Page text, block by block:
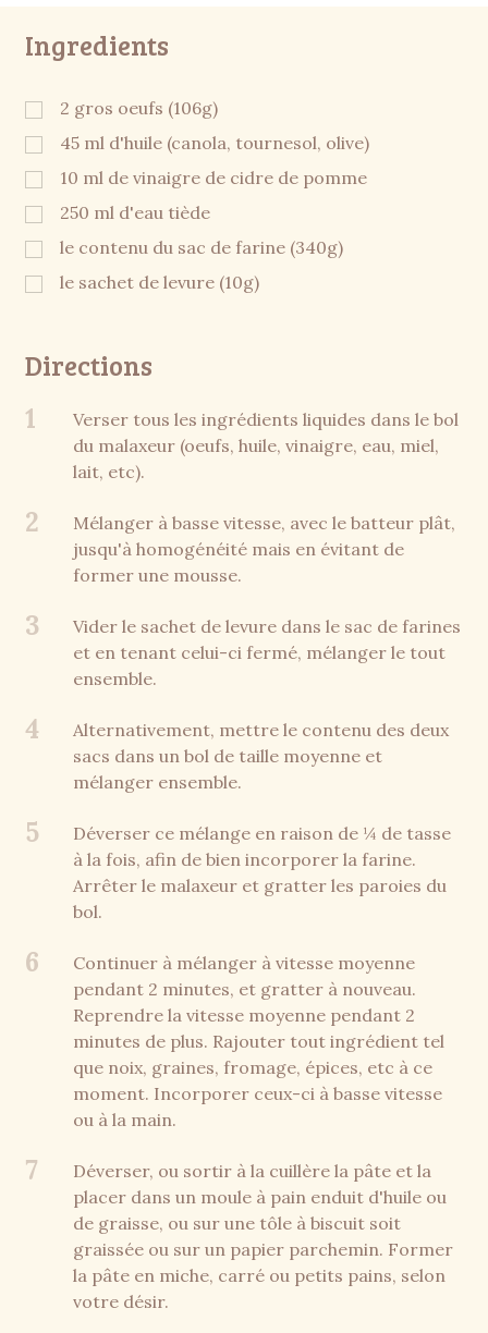
Ingredients
2 gros oeufs (106g)
45 ml d'huile (canola, tournesol, olive)
10 ml de vinaigre de cidre de pomme
250 ml d'eau tiède
le contenu du sac de farine (340g)
le sachet de levure (10g)
Directions
1
Verser tous les ingrédients liquides dans le bol
du malaxeur (oeufs, huile, vinaigre, eau, miel,
lait, etc).
2
Mélanger à basse vitesse, avec le batteur plât,
jusqu'à homogénéité mais en évitant de
former une mousse.
3
Vider le sachet de levure dans le sac de farines
et en tenant celui-ci fermé, mélanger le tout
ensemble.
4
Alternativement, mettre le contenu des deux
sacs dans un bol de taille moyenne et
mélanger ensemble.
5
Déverser ce mélange en raison de ¼ de tasse
à la fois, afin de bien incorporer la farine.
Arrêter le malaxeur et gratter les paroies du
bol.
6
Continuer à mélanger à vitesse moyenne
pendant 2 minutes, et gratter à nouveau.
Reprendre la vitesse moyenne pendant 2
minutes de plus. Rajouter tout ingrédient tel
que noix, graines, fromage, épices, etc à ce
moment. Incorporer ceux-ci à basse vitesse
ou à la main.
7
Déverser, ou sortir à la cuillère la pâte et la
placer dans un moule à pain enduit d'huile ou
de graisse, ou sur une tôle à biscuit soit
graissée ou sur un papier parchemin. Former
la pâte en miche, carré ou petits pains, selon
votre désir.